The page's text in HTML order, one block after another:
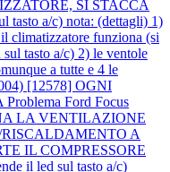
SI STACCA
tasto a/c) nota: (dettagli) 1)
climatizzatore funziona (si
tasto a/c) 2) le ventole
a tutte e 4 le
[12578] OGNI
Problema Ford Focus
LA VENTILAZIONE
A
IL COMPRESSORE
il led sul tasto a/c)